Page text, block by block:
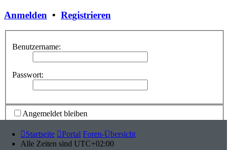
Startseite Portal Foren-Übersicht
Alle Zeiten sind UTC+02:00
Anmelden • Registrieren
Benutzername:
Passwort:
Angemeldet bleiben